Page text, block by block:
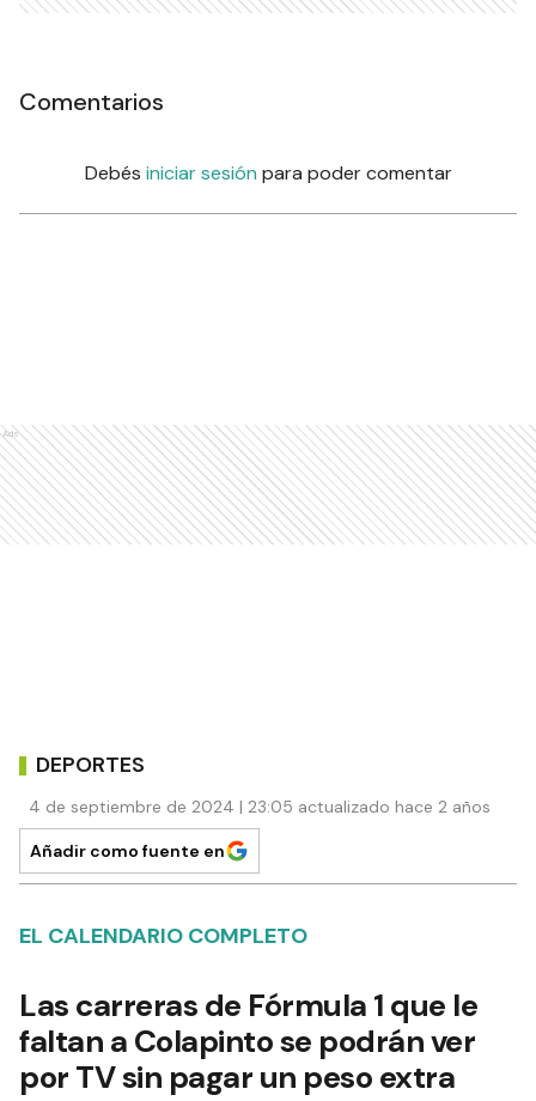
Comentarios
Debés iniciar sesión para poder comentar
Ads
DEPORTES
4 de septiembre de 2024 | 23:05 actualizado hace 2 años
Añadir como fuente en
EL CALENDARIO COMPLETO
Las carreras de Fórmula 1 que le
faltan a Colapinto se podrán ver
por TV sin pagar un peso extra